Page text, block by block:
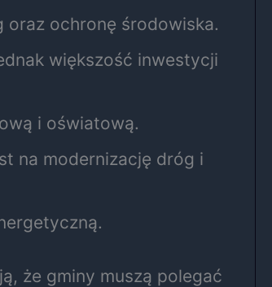
oraz ochronę środowiska.
większość inwestycji
i oświatową.
na modernizację dróg i
że gminy muszą polegać